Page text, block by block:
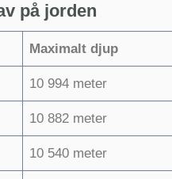
på jorden
Maximalt djup
10 994 meter
10 882 meter
10 540 meter